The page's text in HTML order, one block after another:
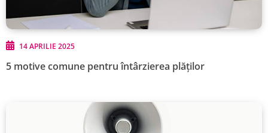
5 motive comune pentru întârzierea plăților
14 APRILIE 2025